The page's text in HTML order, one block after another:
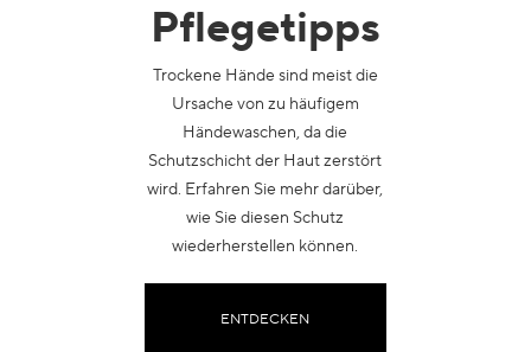
Pflegetipps
Trockene Hände sind meist die
Ursache von zu häufigem
Händewaschen, da die
Schutzschicht der Haut zerstört
wird. Erfahren Sie mehr darüber,
wie Sie diesen Schutz
wiederherstellen können.
ENTDECKEN